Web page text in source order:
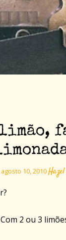
10, 2010
Com 2 ou 3